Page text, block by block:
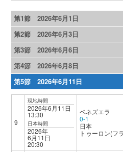
第1節 2026年6月1日
第2節 2026年6月3日
第3節 2026年6月6日
第4節 2026年6月8日
第5節 2026年6月11日
9
現地時間
2026年6月11日
13:30
日本時間
2026年
6月11日
20:30
ベネズエラ
0-1
日本
トゥーロン(フ